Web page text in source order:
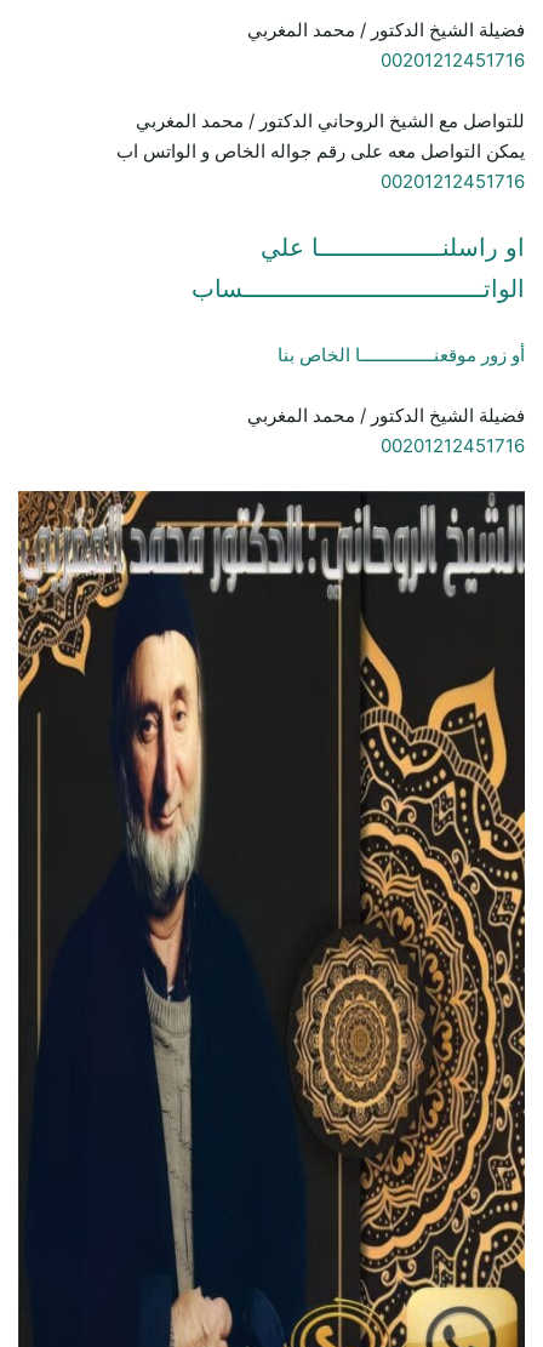
فضيلة الشيخ الدكتور / محمد المغربي
00201212451716
للتواصل مع الشيخ الروحاني الدكتور / محمد المغربي
يمكن التواصل معه على رقم جواله الخاص و الواتس اب
00201212451716
او راسلنـــــــــــــــــا علي
الواتـــــــــــــــــــــــــــــــــساب
أو زور موقعنـــــــــــــــا الخاص بنا
فضيلة الشيخ الدكتور / محمد المغربي
00201212451716